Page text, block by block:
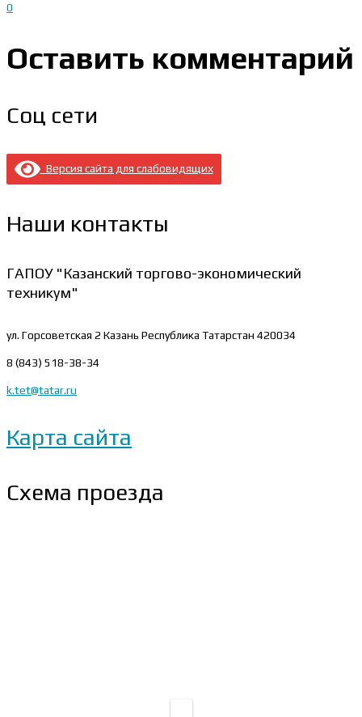
0
Оставить комментарий
Соц сети
Версия сайта для слабовидящих
Наши контакты
ГАПОУ "Казанский торгово-экономический
техникум"
ул. Горсоветская 2 Казань Республика Татарстан 420034
8 (843) 518-38-34
k.tet@tatar.ru
Карта сайта
Схема проезда